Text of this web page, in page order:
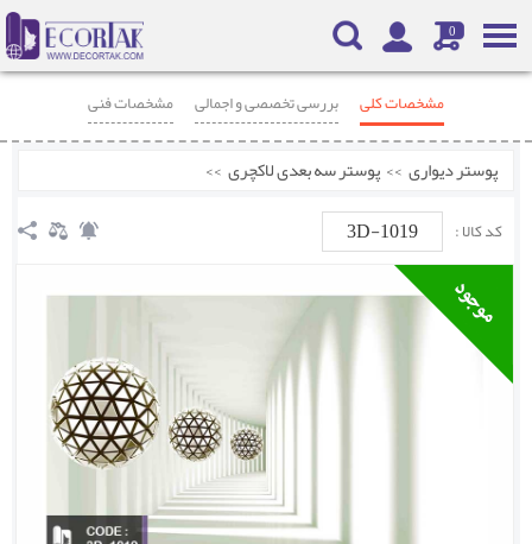
0
مشخصات کلی بررسی تخصصی و اجمالی
مشخصات فنی
محصولات مرتبط
پوستر دیواری >> پوستر سه بعدی لاکچری >>
کد کالا : 3D-1019